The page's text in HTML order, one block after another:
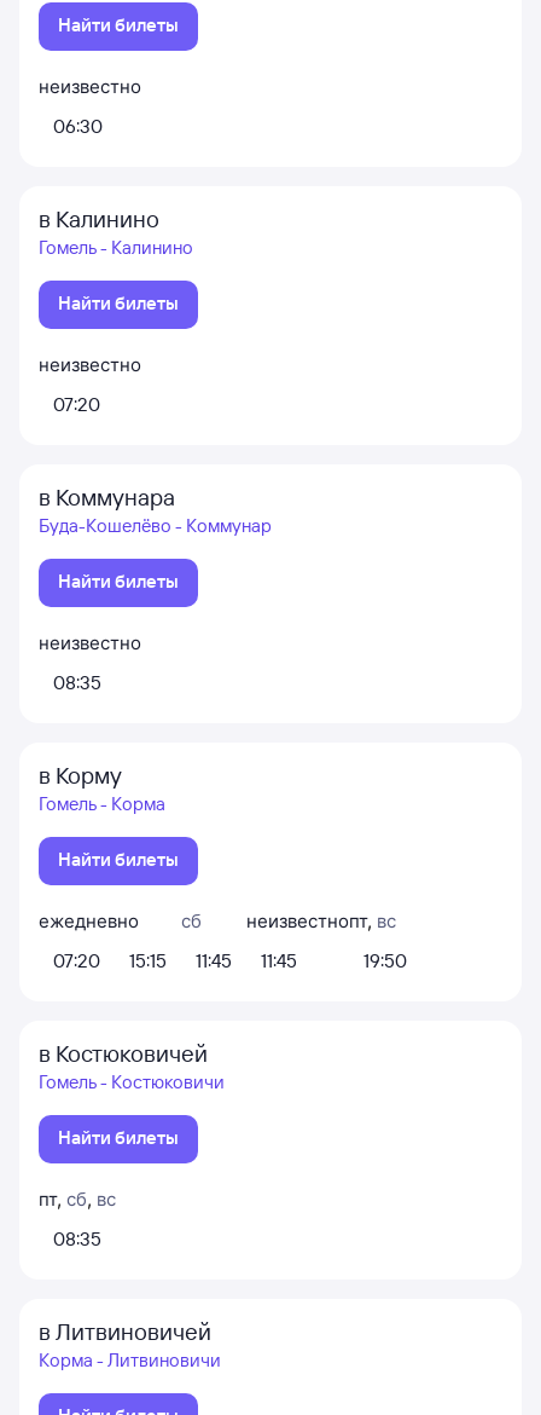
Найти билеты
неизвестно
06:30
в Калинино
Гомель - Калинино
Найти билеты
неизвестно
07:20
в Коммунара
Буда-Кошелёво - Коммунар
Найти билеты
неизвестно
08:35
в Корму
Гомель - Корма
Найти билеты
ежедневно
07:20
15:15
сб
11:45
неизвестно
11:45
пт, вс
19:50
в Костюковичей
Гомель - Костюковичи
Найти билеты
пт, сб, вс
08:35
в Литвиновичей
Корма - Литвиновичи